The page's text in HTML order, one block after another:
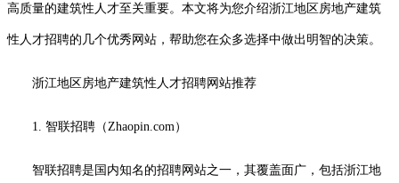
高质量的建筑性人才至关重要。本文将为您介绍浙江地区房地产建筑
性人才招聘的几个优秀网站，帮助您在众多选择中做出明智的决策。
浙江地区房地产建筑性人才招聘网站推荐
1. 智联招聘（Zhaopin.com）
智联招聘是国内知名的招聘网站之一，其覆盖面广，包括浙江地